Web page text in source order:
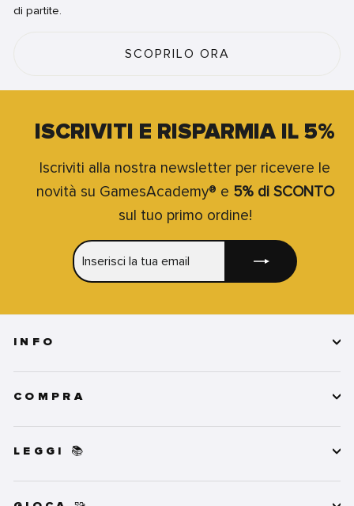
di partite.
SCOPRILO ORA
ISCRIVITI E RISPARMIA IL 5%
Iscriviti alla nostra newsletter per ricevere le
novità su GamesAcademy® e 5% di SCONTO
sul tuo primo ordine!
LA
INFO
COMPRA
LEGGI 📚